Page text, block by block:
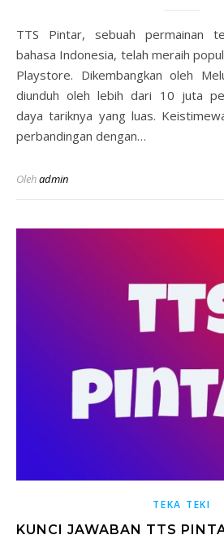
TTS Pintar, sebuah permainan teka-teki silang dalam
bahasa Indonesia, telah meraih
Playstore. Dikembangkan oleh
diunduh oleh lebih dari 10 juta
daya tariknya yang luas.
perbandingan dengan…
Olehadmin
TEKA TEKI
KUNCI JAWABAN TTS